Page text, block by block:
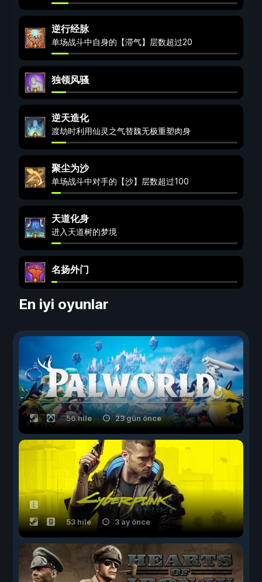
逆行经脉
单场战斗中自身的【滞气】层数超过20
独领风骚
逆天造化
渡劫时利用仙灵之气替魏无极重塑肉身
聚尘为沙
单场战斗中对手的【沙】层数超过100
天道化身
进入天道树的梦境
名扬外门
En iyi oyunlar
56 hile 23 gün önce
53 hile 3 ay önce